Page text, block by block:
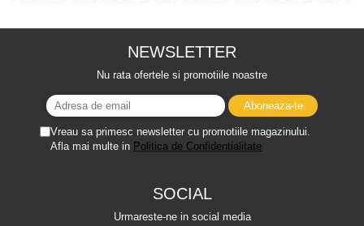
NEWSLETTER
Nu rata ofertele si promotiile noastre
Vreau sa primesc newsletter cu promotiile magazinului.
Afla mai multe in Politica de Confidentialitate
SOCIAL
Urmareste-ne in social media